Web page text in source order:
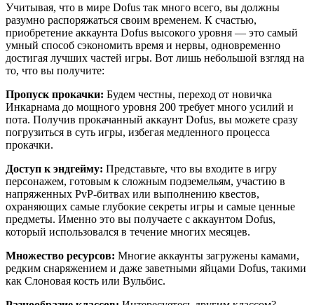
Учитывая, что в мире Dofus так много всего, вы должны
разумно распоряжаться своим временем. К счастью,
приобретение аккаунта Dofus высокого уровня — это самый
умный способ сэкономить время и нервы, одновременно
достигая лучших частей игры. Вот лишь небольшой взгляд на
то, что вы получите:
Пропуск прокачки: Будем честны, переход от новичка
Инкарнама до мощного уровня 200 требует много усилий и
пота. Получив прокачанный аккаунт Dofus, вы можете сразу
погрузиться в суть игры, избегая медленного процесса
прокачки.
Доступ к эндгейму: Представьте, что вы входите в игру
персонажем, готовым к сложным подземельям, участию в
напряженных PvP-битвах или выполнению квестов,
охраняющих самые глубокие секреты игры и самые ценные
предметы. Именно это вы получаете с аккаунтом Dofus,
который использовался в течение многих месяцев.
Множество ресурсов: Многие аккаунты загружены камами,
редким снаряжением и даже заветными яйцами Dofus, такими
как Слоновая кость или Вульбис.